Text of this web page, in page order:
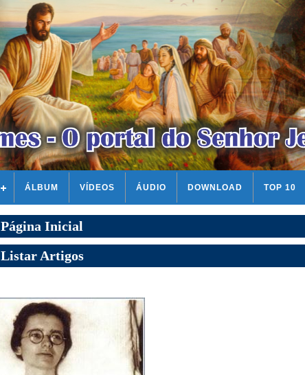
ÁLBUM VÍDEOS ÁUDIO DOWNLOAD TOP 10
Página Inicial
Listar Artigos